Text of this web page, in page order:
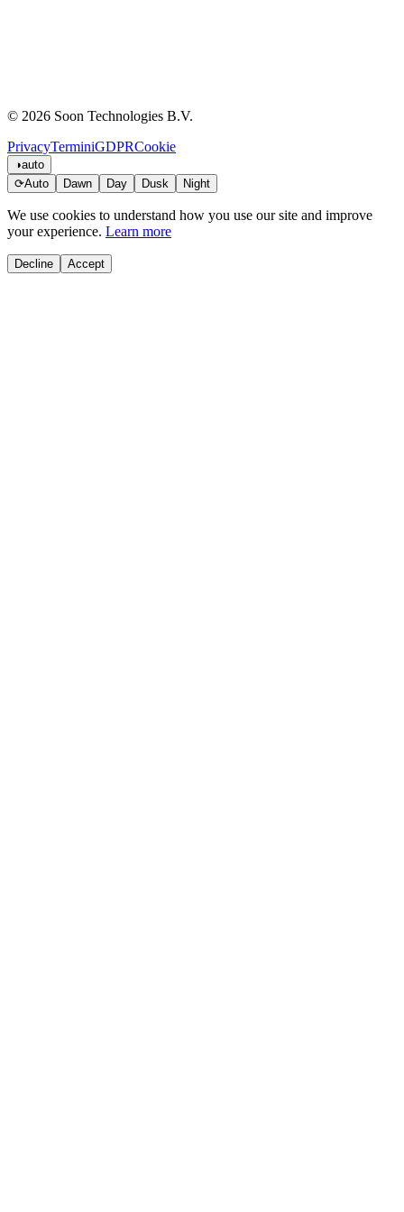
© 2026 Soon Technologies B.V.
PrivacyTerminiGDPRCookie
◑auto
⟳Auto Dawn Day Dusk Night
We use cookies to understand how you use our site and improve
your experience. Learn more
Decline Accept